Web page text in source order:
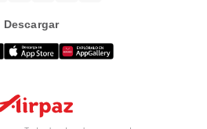
Descargar